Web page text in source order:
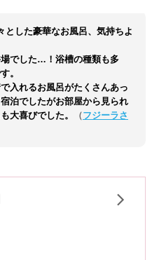
とした豪華なお風呂、気持ちよ
でした…！浴槽の種類も多
。
入れるお風呂がたくさんあっ
泊でしたがお部屋から見られ
大喜びでした。
（フジーラさ